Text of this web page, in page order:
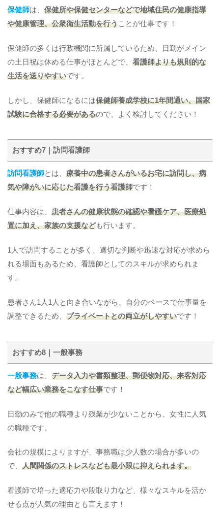
保健師は、 保健所や保健センターなどで地域住民の健康指導
や健康管理、公衆衛生活動を行うことが仕事です！
保健師の多くは行政機関に所属しているため、日勤がメイン
の土日祝は休める仕事がほとんどで、 看護師よりも規則的な
生活を送りやすいです。
しかし、保健師になるには保健師養成学校に1年間通い、国家
試験に合格する必要があるので、よく検討してください！
おすすめ7｜訪問看護師
訪問看護師とは、 療養中の患者さんがいるお宅に訪問し、病
気や障がいに応じた看護を行う看護師です！
仕事内容は、 患者さんの健康状態の確認や看護ケア、医療処
置に加え、家族の支援なども行います。
1人で訪問することが多く、適切な判断や迅速な対応が求めら
れる場面もあるため、看護師としてのスキルが求められま
す。
患者さん1人1人と向き合いながら、自分のペースで仕事量を
調整できるため、 プライベートとの両立がしやすいです！
おすすめ8｜一般事務
一般事務は、 データ入力や書類整理、郵便物対応、来客対応
など幅広い業務をこなす仕事です！
日勤のみで他の職種より残業が少ないことから、女性に人気
の職種です。
会社の規模によりますが、事務職は少人数の場合が多いの
で、 人間関係のストレスなども最小限に抑えられます。
看護師で培った適応力や段取り力など、様々なスキルを活か
せる点が人気の理由とも言えます！